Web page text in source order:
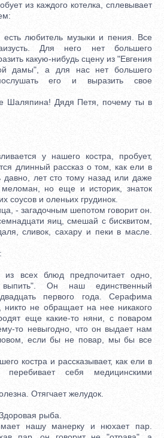
из каждого котелка, сплевывает
любитель музыки и пения. Все
Для него нет большего
какую-нибудь сцену из "Евгения
дамы", а для нас нет большего
его и выразить свое
Дядя Петя, почему ты в
у нашего костра, пробует,
длинный рассказ о том, как ели в
лет сто тому назад или даже
но еще и историк, знаток
соусов и оленьих грудинок.
- загадочным шепотом говорит он.
яиц, смешай с бисквитом,
сливок, сахару и пеки в масле.
блюд предпочитает одно,
выпить". Он наш единственный
первого года. Серафима
никто не обращает на нее никакого
еще какие-то няни, с поваром
то невыгодно, что он выдает нам
если бы не повар, мы бы все
костра и рассказывает, как ели в
себя медицинскими
Отягчает желудок.
рыба.
нашу манерку и нюхает пар.